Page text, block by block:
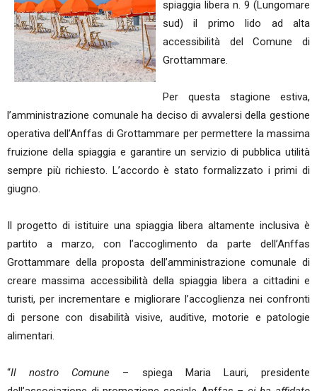
spiaggia libera n. 9 (Lungomare
sud) il primo lido ad alta
accessibilità del Comune di
Grottammare.
Per questa stagione estiva,
l’amministrazione comunale ha deciso di avvalersi della gestione
operativa dell’Anffas di Grottammare per permettere la massima
fruizione della spiaggia e garantire un servizio di pubblica utilità
sempre più richiesto. L’accordo è stato formalizzato i primi di
giugno.
Il progetto di istituire una spiaggia libera altamente inclusiva è
partito a marzo, con l’accoglimento da parte dell’Anffas
Grottammare della proposta dell’amministrazione comunale di
creare massima accessibilità della spiaggia libera a cittadini e
turisti, per incrementare e migliorare l’accoglienza nei confronti
di persone con disabilità visive, auditive, motorie e patologie
alimentari.
“Il nostro Comune – spiega Maria Lauri, presidente